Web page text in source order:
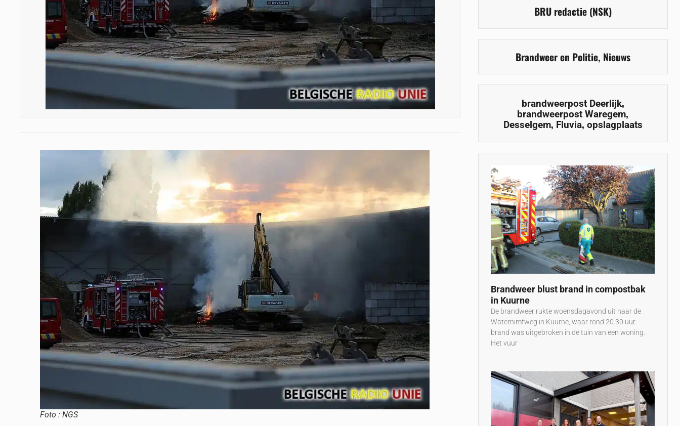
Foto : NGS
BRU redactie (NSK)
Brandweer en Politie, Nieuws
brandweerpost Deerlijk,
brandweerpost Waregem,
Desselgem, Fluvia, opslagplaats
Brandweer blust brand in compostbak
in Kuurne
De brandweer rukte woensdagavond uit naar de
Waternimfweg in Kuurne, waar rond 20.30 uur
brand was uitgebroken in de tuin van een woning.
Het vuur